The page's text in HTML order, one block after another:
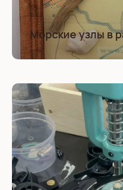
Морские узлы в